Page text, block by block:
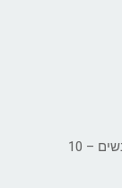
מה אוכלים כדי להגביר את הרצון המיני אצל נשים – 10